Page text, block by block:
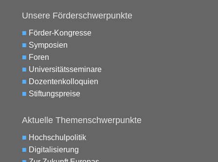
Unsere Förderschwerpunkte
■ Förder-Kongresse
■ Symposien
■ Foren
■ Universitätsseminare
■ Dozentenkolloquien
■ Stiftungspreise
Aktuelle Themenschwerpunkte
■ Hochschulpolitik
■ Digitalisierung